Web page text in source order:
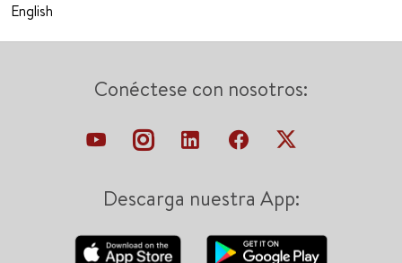
English
Conéctese con nosotros:
Descarga nuestra App: